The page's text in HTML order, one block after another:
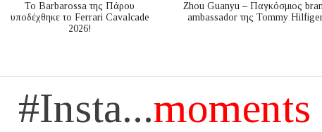
Το Barbarossa της Πάρου
υποδέχθηκε το Ferrari Cavalcade
2026!
Zhou Guanyu – Παγκόσμιος
ambassador της Tommy
#Insta...moments